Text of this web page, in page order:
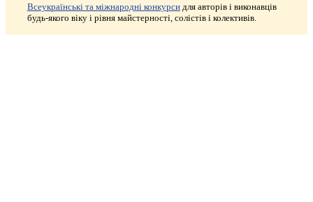
Всеукраїнські та міжнародні конкурсидля авторів і виконавців
будь-якого віку і рівня майстерності, солістів і колективів.